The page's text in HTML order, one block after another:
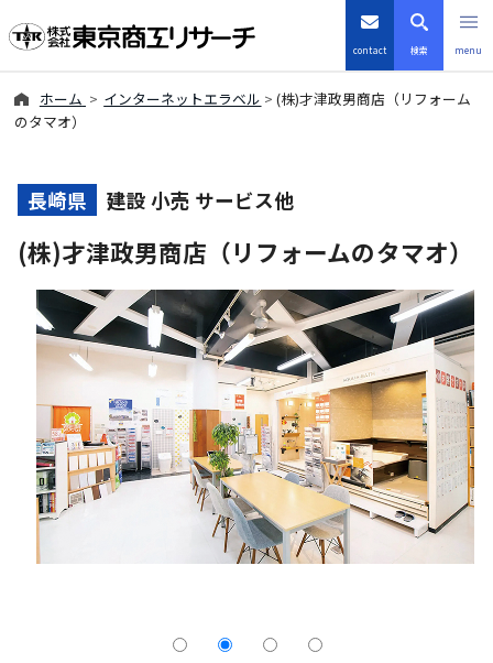
contact 検索 menu
優良企業サイト
会社案内
商品・サービス
導入事例
採用情報
English
ホーム インターネットエラベル
(株)才津政男商店（リフォーム
のタマオ）
長崎県 建設 小売 サービス他
(株)才津政男商店（リフォームのタマオ）